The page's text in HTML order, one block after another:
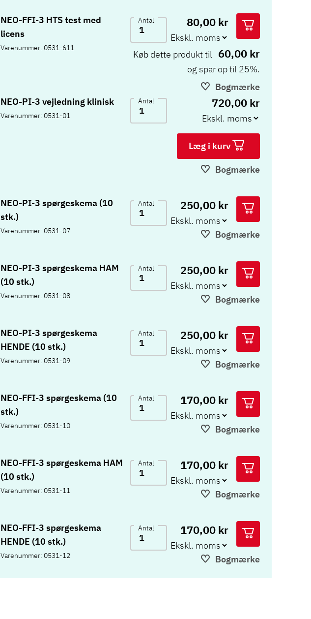
NEO-FFI-3 HTS test med
licens
Varenummer: 0531-611
Antal 80,00 kr
Køb dette produkt til 60,00 kr
og spar op til 25%.
Bogmærke
NEO-PI-3 vejledning klinisk
Varenummer: 0531-01
Antal 720,00 kr
Læg i kurv
Bogmærke
NEO-PI-3 spørgeskema (10
stk.)
Varenummer: 0531-07
Antal 250,00 kr
Bogmærke
NEO-PI-3 spørgeskema HAM
(10 stk.)
Varenummer: 0531-08
Antal 250,00 kr
Bogmærke
NEO-PI-3 spørgeskema
HENDE (10 stk.)
Varenummer: 0531-09
Antal 250,00 kr
Bogmærke
NEO-FFI-3 spørgeskema (10
stk.)
Varenummer: 0531-10
Antal 170,00 kr
Bogmærke
NEO-FFI-3 spørgeskema HAM
(10 stk.)
Varenummer: 0531-11
Antal 170,00 kr
Bogmærke
NEO-FFI-3 spørgeskema
HENDE (10 stk.)
Varenummer: 0531-12
Antal 170,00 kr
Bogmærke